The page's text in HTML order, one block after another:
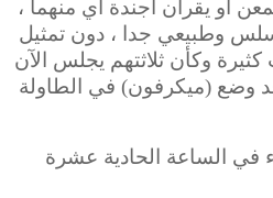
أو يقرأن أجندة أي منهما ،
سلس وطبيعي جدا ، دون تمثيل
وكأن ثلاثتهم يجلس الآن
وضع (ميكرفون) في الطاولة
في الساعة الحادية عشرة